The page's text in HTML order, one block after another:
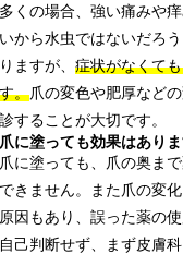
くの場合、強い痛みや
から水虫ではないだろ
ますが、 症状がなくて
。爪の変色や肥厚など
することが大切です。
に塗っても効果はありま
に塗っても、爪の奥ま
きません。また爪の変
因もあり、誤った薬の
己判断せず、まず皮膚